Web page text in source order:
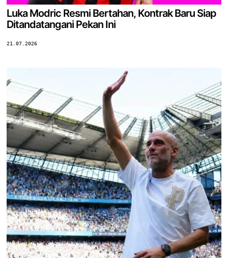
Luka Modric Resmi Bertahan, Kontrak Baru Siap
Ditandatangani Pekan Ini
21.07.2026